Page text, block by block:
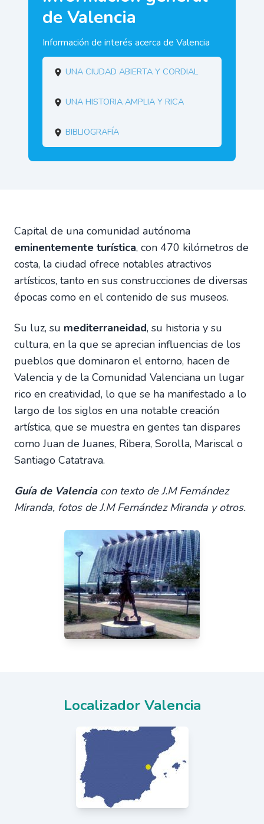
de Valencia
Información de interés acerca de Valencia
Una ciudad abierta y cordial
Una historia amplia y rica
Bibliografía
Capital de una comunidad autónoma
eminentemente turística, con 470 kilómetros de
costa, la ciudad ofrece notables atractivos
artísticos, tanto en sus construcciones de diversas
épocas como en el contenido de sus museos.
Su luz, su mediterraneidad, su historia y su
cultura, en la que se aprecian influencias de los
pueblos que dominaron el entorno, hacen de
Valencia y de la Comunidad Valenciana un lugar
rico en creatividad, lo que se ha manifestado a lo
largo de los siglos en una notable creación
artística, que se muestra en gentes tan dispares
como Juan de Juanes, Ribera, Sorolla, Mariscal o
Santiago Catatrava.
Guía de Valenciacon texto de J.M Fernández
Miranda, fotos de J.M Fernández Miranda y otros.
Localizador Valencia